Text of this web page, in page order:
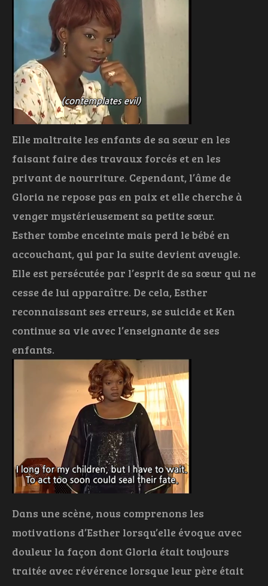
Elle maltraite les enfants de sa sœur en les
faisant faire des travaux forcés et en les
privant de nourriture. Cependant, l’âme de
Gloria ne repose pas en paix et elle cherche à
venger mystérieusement sa petite sœur.
Esther tombe enceinte mais perd le bébé en
accouchant, qui par la suite devient aveugle.
Elle est persécutée par l’esprit de sa sœur qui ne
cesse de lui apparaître. De cela, Esther
reconnaissant ses erreurs, se suicide et Ken
continue sa vie avec l’enseignante de ses
enfants.
Dans une scène, nous comprenons les
motivations d’Esther lorsqu’elle évoque avec
douleur la façon dont Gloria était toujours
traitée avec révérence lorsque leur père était